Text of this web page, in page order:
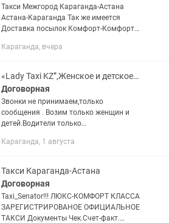
Такси Межгород Караганда-Астана
Астана-Караганда Так же имеется
Доставка посылок Комфорт-Комфорт+
Караганда, вчера
«Lady Taxi KZ”,Женское и детское такси,г.Караганда
Договорная
Звонки не принимаем,только
сообщения . Возим только женщин и
детей.Водители только
предварительным заявкам .
Караганда, 1 августа
Такси Караганда-Астана
Договорная
Taxi_Senator!!! ЛЮКС-КОМФОРТ КЛАССА
ЗАРЕГИСТРИРОВАНОЕ ОФИЦИАЛЬНОЕ
ТАКСИ Документы Чек.Счет-факт.